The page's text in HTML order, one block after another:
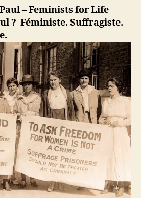
Alice-
Paul,
suffragette
américain
? Féministe. Suffragiste.